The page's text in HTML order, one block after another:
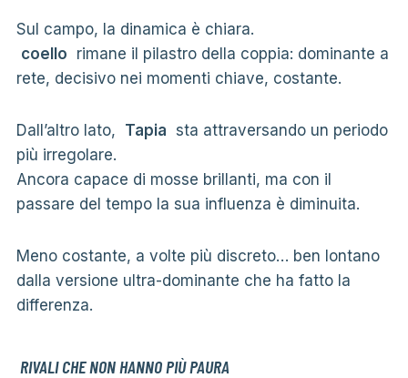
Sul campo, la dinamica è chiara.
coello rimane il pilastro della coppia: dominante a
rete, decisivo nei momenti chiave, costante.
Dall’altro lato, Tapia sta attraversando un periodo
più irregolare.
Ancora capace di mosse brillanti, ma con il
passare del tempo la sua influenza è diminuita.
Meno costante, a volte più discreto… ben lontano
dalla versione ultra-dominante che ha fatto la
differenza.
RIVALI CHE NON HANNO PIÙ PAURA